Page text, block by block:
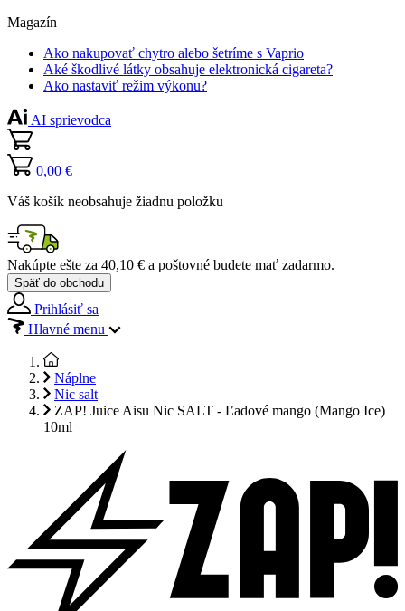
Magazín
Ako nakupovať chytro alebo šetríme s Vaprio
Aké škodlivé látky obsahuje elektronická cigareta?
Ako nastaviť režim výkonu?
AI sprievodca
0,00 €
Váš košík neobsahuje žiadnu položku
Nakúpte ešte za 40,10 € a poštovné budete mať zadarmo.
Späť do obchodu
Prihlásiť sa
Hlavné menu
Náplne
Nic salt
ZAP! Juice Aisu Nic SALT - Ľadové mango (Mango Ice)
10ml